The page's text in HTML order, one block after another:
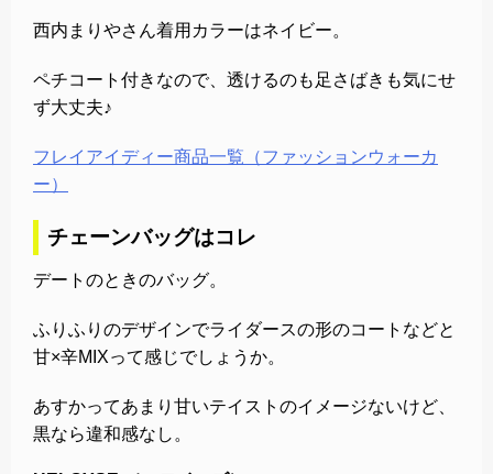
西内まりやさん着用カラーはネイビー。
ペチコート付きなので、透けるのも足さばきも気にせ
ず大丈夫♪
フレイアイディー商品一覧（ファッションウォーカ
ー）
チェーンバッグはコレ
デートのときのバッグ。
ふりふりのデザインでライダースの形のコートなどと
甘×辛MIXって感じでしょうか。
あすかってあまり甘いテイストのイメージないけど、
黒なら違和感なし。